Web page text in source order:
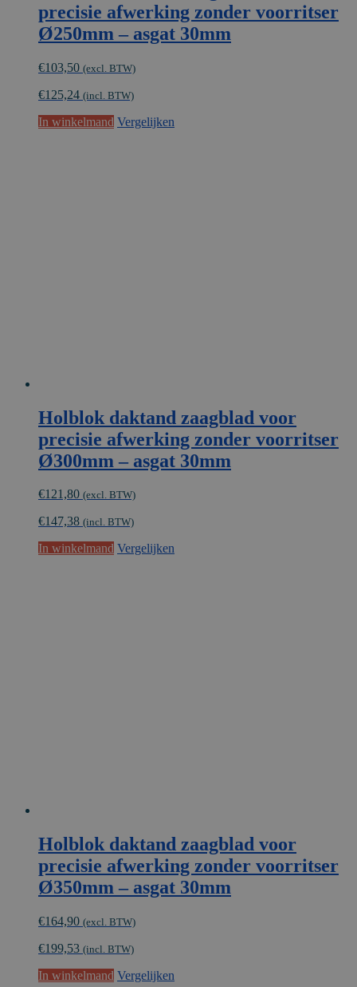
precisie afwerking zonder voorritser
Ø250mm – asgat 30mm
€103,50 (excl. BTW)
€125,24 (incl. BTW)
In winkelmand Vergelijken
Holblok daktand zaagblad voor
precisie afwerking zonder voorritser
Ø300mm – asgat 30mm
€121,80 (excl. BTW)
€147,38 (incl. BTW)
In winkelmand Vergelijken
Holblok daktand zaagblad voor
precisie afwerking zonder voorritser
Ø350mm – asgat 30mm
€164,90 (excl. BTW)
€199,53 (incl. BTW)
In winkelmand Vergelijken